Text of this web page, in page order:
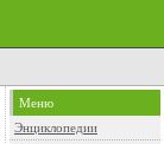
Меню
Энциклопедии